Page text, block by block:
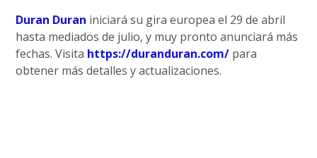
Duran Duran iniciará su gira europea el 29 de abril
hasta mediados de julio, y muy pronto anunciará más
fechas. Visita https://duranduran.com/ para
obtener más detalles y actualizaciones.